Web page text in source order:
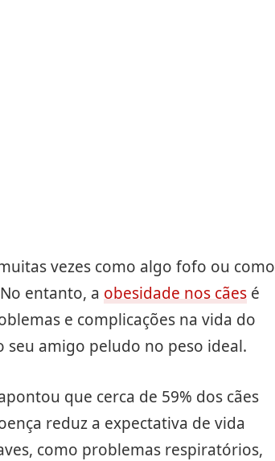
vezes como algo fofo ou como
entanto, a obesidade nos cães é
e complicações na vida do
seu amigo peludo no peso ideal.
que cerca de 59% dos cães
reduz a expectativa de vida
como problemas respiratórios,